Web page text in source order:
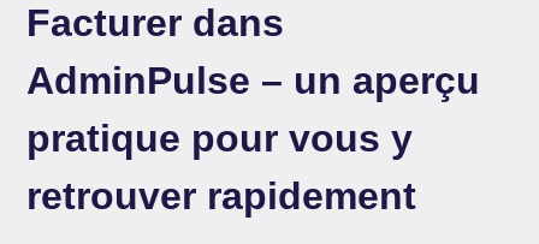
Facturer dans
AdminPulse – un aperçu
pratique pour vous y
retrouver rapidement